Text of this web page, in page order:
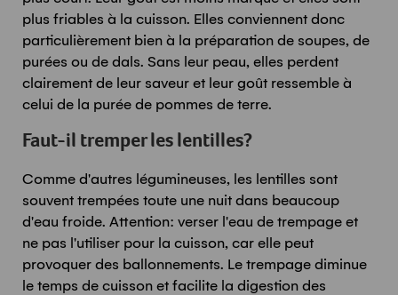
plus friables à la cuisson. Elles conviennent donc
particulièrement bien à la préparation de soupes, de
purées ou de dals. Sans leur peau, elles perdent
clairement de leur saveur et leur goût ressemble à
celui de la purée de pommes de terre.
Faut-il tremper les lentilles?
Comme d'autres légumineuses, les lentilles sont
souvent trempées toute une nuit dans beaucoup
d'eau froide. Attention: verser l'eau de trempage et
ne pas l'utiliser pour la cuisson, car elle peut
provoquer des ballonnements. Le trempage diminue
le temps de cuisson et facilite la digestion des